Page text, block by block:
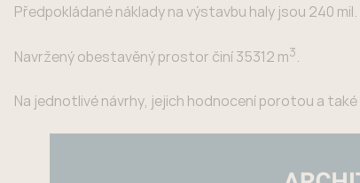
Předpokládané náklady na výstavbu haly jsou 240 mil.
Navržený obestavěný prostor činí 35312 m3.
Na jednotlivé návrhy, jejich hodnocení porotou a